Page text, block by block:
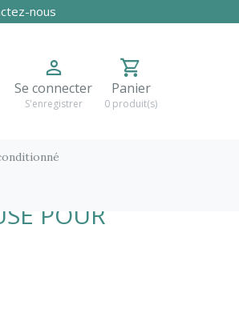
nous
Se connecter
S'enregistrer
Panier
0 produit(s)
POUR